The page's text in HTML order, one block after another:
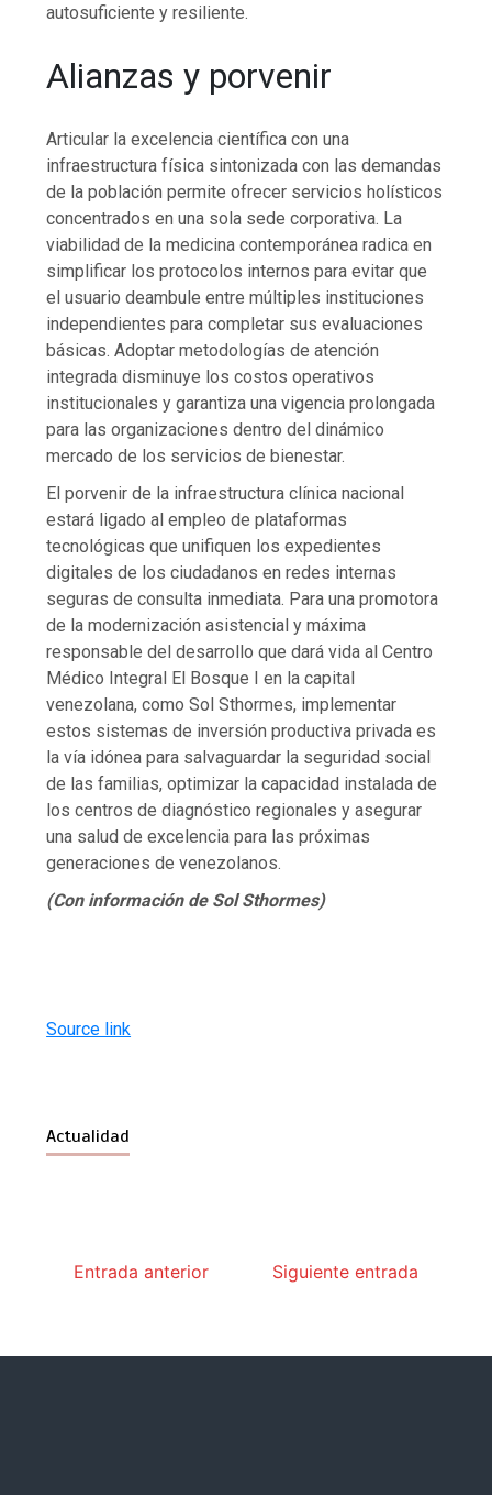
autosuficiente y resiliente.
Alianzas y porvenir
Articular la excelencia científica con una
infraestructura física sintonizada con las demandas
de la población permite ofrecer servicios holísticos
concentrados en una sola sede corporativa. La
viabilidad de la medicina contemporánea radica en
simplificar los protocolos internos para evitar que
el usuario deambule entre múltiples instituciones
independientes para completar sus evaluaciones
básicas. Adoptar metodologías de atención
integrada disminuye los costos operativos
institucionales y garantiza una vigencia prolongada
para las organizaciones dentro del dinámico
mercado de los servicios de bienestar.
El porvenir de la infraestructura clínica nacional
estará ligado al empleo de plataformas
tecnológicas que unifiquen los expedientes
digitales de los ciudadanos en redes internas
seguras de consulta inmediata. Para una promotora
de la modernización asistencial y máxima
responsable del desarrollo que dará vida al Centro
Médico Integral El Bosque I en la capital
venezolana, como Sol Sthormes, implementar
estos sistemas de inversión productiva privada es
la vía idónea para salvaguardar la seguridad social
de las familias, optimizar la capacidad instalada de
los centros de diagnóstico regionales y asegurar
una salud de excelencia para las próximas
generaciones de venezolanos.
(Con información de Sol Sthormes)
Source link
Actualidad
Entrada anterior Siguiente entrada